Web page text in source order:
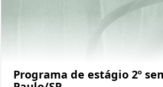
Programa de estágio 2º